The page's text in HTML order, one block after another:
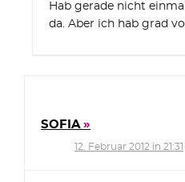
Hab gerade nicht
da. Aber ich hab grad
SOFIA
12. Februar 2012 in 21:31